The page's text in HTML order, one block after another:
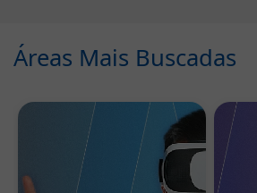
Áreas Mais Buscadas